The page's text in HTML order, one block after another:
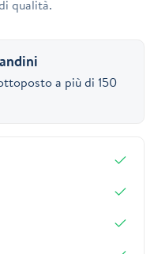
qualità.
a più di 150